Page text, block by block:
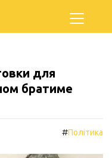
для
братиме
#Політика